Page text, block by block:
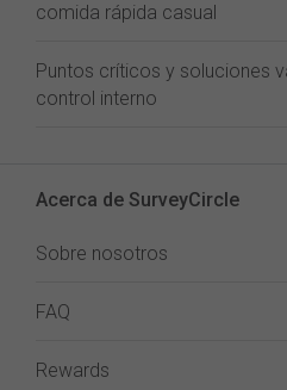
comida rápida casual
Puntos críticos y soluciones
control interno
Acerca de SurveyCircle
Sobre nosotros
FAQ
Rewards